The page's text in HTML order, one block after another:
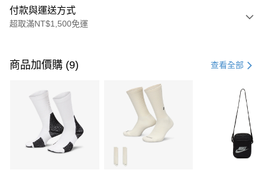
付款與運送方式
超取滿NT$1,500免運
信用卡一次付款
3 期 0 利率 每期 21家銀行
合作金庫商業銀行
第一商業銀行
華南商業銀行
彰化商業銀行
上海商業儲蓄銀行
Apple Pay
商品加價購 (9) 查看全部